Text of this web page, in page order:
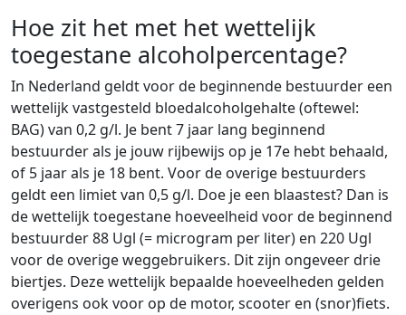
Hoe zit het met het wettelijk
toegestane alcoholpercentage?
In Nederland geldt voor de beginnende bestuurder een
wettelijk vastgesteld bloedalcoholgehalte (oftewel:
BAG) van 0,2 g/l. Je bent 7 jaar lang beginnend
bestuurder als je jouw rijbewijs op je 17e hebt behaald,
of 5 jaar als je 18 bent. Voor de overige bestuurders
geldt een limiet van 0,5 g/l. Doe je een blaastest? Dan is
de wettelijk toegestane hoeveelheid voor de beginnend
bestuurder 88 Ugl (= microgram per liter) en 220 Ugl
voor de overige weggebruikers. Dit zijn ongeveer drie
biertjes. Deze wettelijk bepaalde hoeveelheden gelden
overigens ook voor op de motor, scooter en (snor)fiets.